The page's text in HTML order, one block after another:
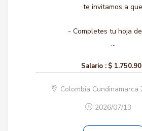
te invitamos a
- Completes tu hoja
...
Salario : $
Colombia Cundinamarca
2026/07/13